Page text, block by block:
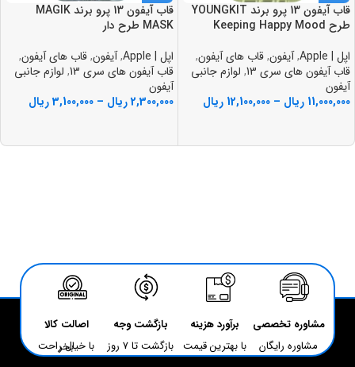
قاب آيفون 13 پرو برند YOUNGKIT
طرح Keeping Happy Mood
اپل | Apple
,آیفون,قاب های آیفون,
قاب آیفون های سری 13
, لوازم جانبی
آیفون
11,000,000 ریال –
12,100,000 ریال
قاب آيفون 13 پرو برند MAGIK
MASK طرح دار
اپل | Apple
,آیفون,قاب های آیفون,
قاب آیفون های سری 13
, لوازم جانبی
آیفون
2,300,000ریال –
3,100,000ریال
مشاوره تخصصی
مشاوره رایگان
برآورد هزینه
با بهترین قیمت
بازگشت وجه
بازگشت تا 7 روز
اصالت کالا
با خیال راحت بخر